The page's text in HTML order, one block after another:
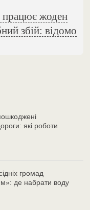
працює жоден
збій: відомо
які роботи
громад
де набрати воду